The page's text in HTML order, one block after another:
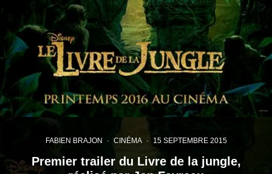
FABIEN BRAJON · CINÉMA · 15 SEPTEMBRE 2015
Premier trailer du Livre de la jungle,